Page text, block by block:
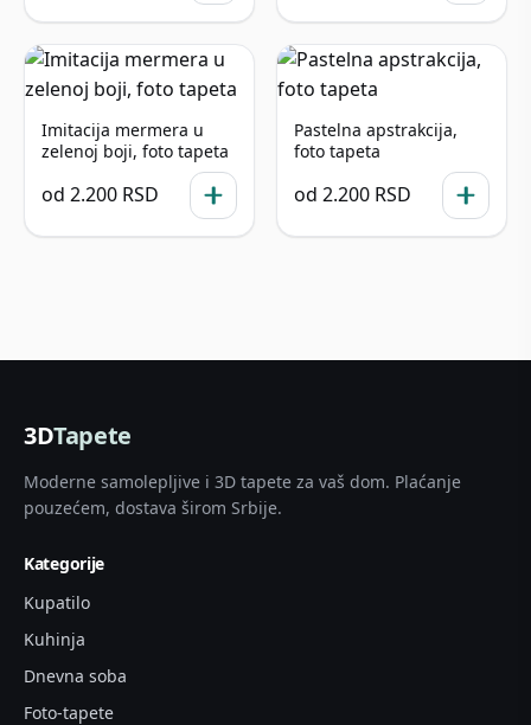
Imitacija mermera u
zelenoj boji, foto tapeta
od 2.200 RSD
Pastelna apstrakcija,
foto tapeta
od 2.200 RSD
3DTapete
Moderne samolepljive i 3D tapete za vaš dom. Plaćanje
pouzećem, dostava širom Srbije.
Kategorije
Kupatilo
Kuhinja
Dnevna soba
Foto-tapete